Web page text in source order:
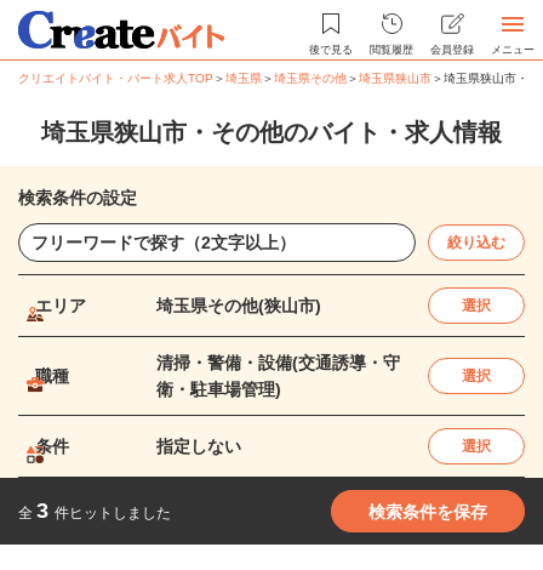
後で見る 閲覧履歴 会員登録 メニュー
クリエイトバイト・パート求人TOP ＞埼玉県＞埼玉県その他＞埼玉県狭山市＞埼玉県狭山市・
埼玉県狭山市・その他のバイト・求人情報
検索条件の設定
絞り込む
エリア 埼玉県その他(狭山市) 選択
職種
清掃・警備・設備(交通誘導・守
衛・駐車場管理)
選択
条件 指定しない 選択
全 3 件ヒットしました 検索条件を保存